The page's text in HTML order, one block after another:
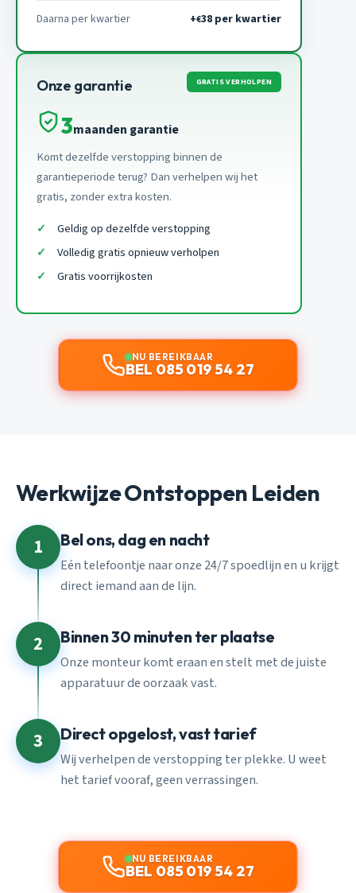
Daarna per kwartier +€38 per kwartier
Onze garantie GRATIS VERHOLPEN
3maanden garantie
Komt dezelfde verstopping binnen de
garantieperiode terug? Dan verhelpen wij het
gratis, zonder extra kosten.
Geldig op dezelfde verstopping
Volledig gratis opnieuw verholpen
Gratis voorrijkosten
NU BEREIKBAAR
BEL 085 019 54 27
Werkwijze Ontstoppen Leiden
1 Bel ons, dag en nacht
Eén telefoontje naar onze 24/7 spoedlijn en u krijgt
direct iemand aan de lijn.
2 Binnen 30 minuten ter plaatse
Onze monteur komt eraan en stelt met de juiste
apparatuur de oorzaak vast.
3 Direct opgelost, vast tarief
Wij verhelpen de verstopping ter plekke. U weet
het tarief vooraf, geen verrassingen.
NU BEREIKBAAR
BEL 085 019 54 27